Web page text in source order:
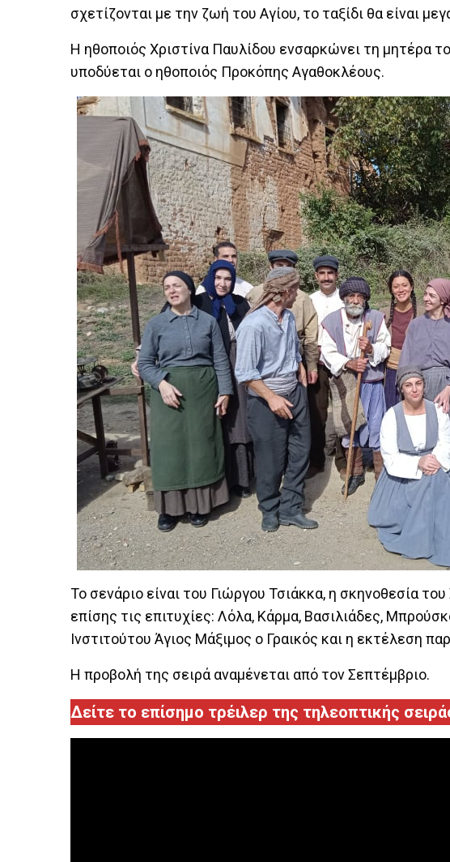
σχετίζονται με την ζωή του Αγίου, το ταξίδι θα είναι
Η ηθοποιός Χριστίνα Παυλίδου ενσαρκώνει τη μητέρα
υποδύεται ο ηθοποιός Προκόπης Αγαθοκλέους.
Το σενάριο είναι του Γιώργου Τσιάκκα, η σκηνοθεσία
επίσης τις επιτυχίες: Λόλα, Κάρμα, Βασιλιάδες,
Ινστιτούτου Άγιος Μάξιμος ο Γραικός και η εκτέλεση
Η προβολή της σειρά αναμένεται από τον Σεπτέμβριο.
Δείτε το επίσημο τρέιλερ της τηλεοπτικής